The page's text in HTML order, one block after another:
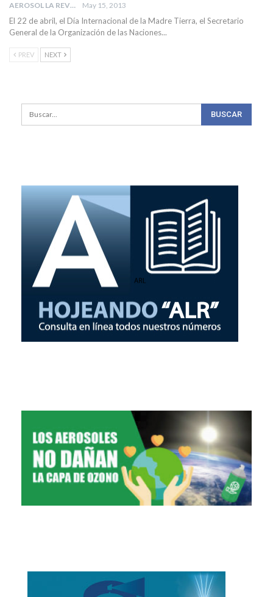
AEROSOL LA REVISTA May 15, 2013
El 22 de abril, el Día Internacional de la Madre Tierra, el Secretario
General de la Organización de las Naciones...
PREV NEXT